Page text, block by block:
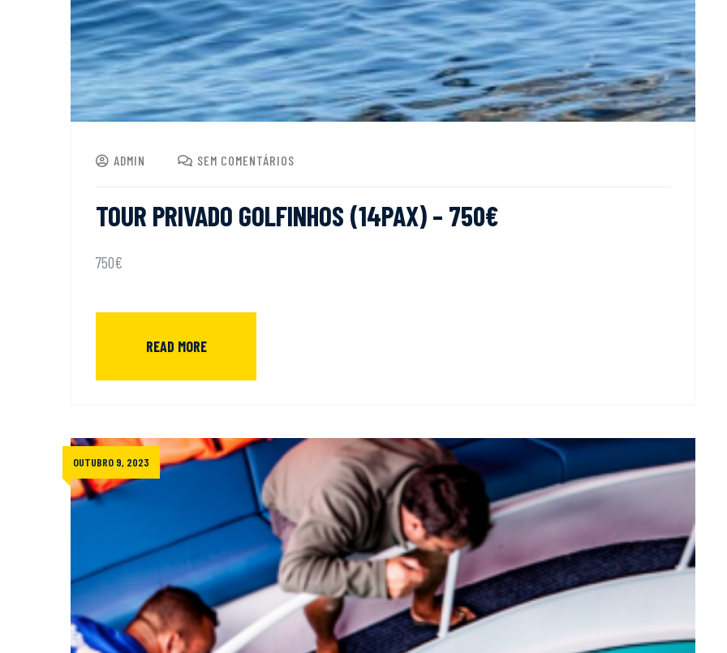
ADMIN SEM COMENTÁRIOS
TOUR PRIVADO GOLFINHOS (14PAX) – 750€
750€
READ MORE
OUTUBRO 9, 2023